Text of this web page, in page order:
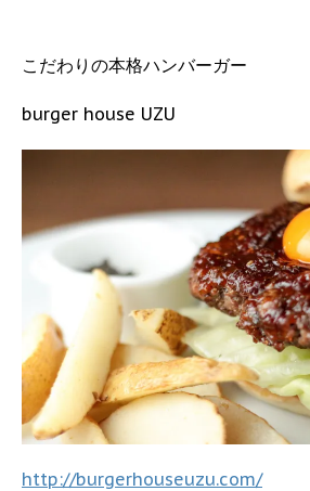
こだわりの本格ハンバーガー
burger house UZU
http://burgerhouseuzu.com/